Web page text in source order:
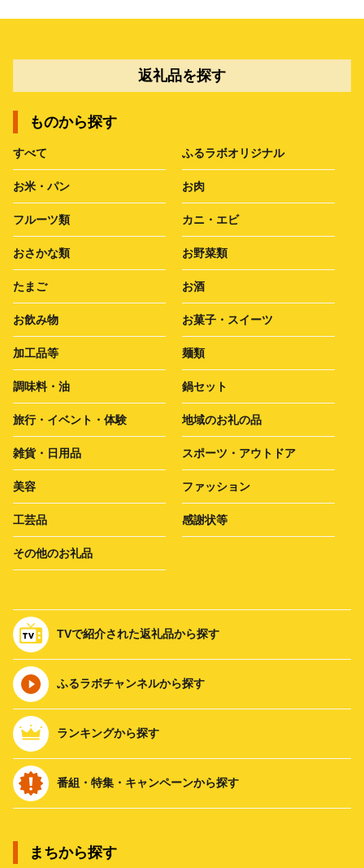
返礼品を探す
ものから探す
すべて ふるラボオリジナル
お米・パン お肉
フルーツ類 カニ・エビ
おさかな類 お野菜類
たまご お酒
お飲み物 お菓子・スイーツ
加工品等 麺類
調味料・油 鍋セット
旅行・イベント・体験 地域のお礼の品
雑貨・日用品 スポーツ・アウトドア
美容 ファッション
工芸品 感謝状等
その他のお礼品
TVで紹介された返礼品から探す
ふるラボチャンネルから探す
ランキングから探す
番組・特集・キャンペーンから探す
まちから探す